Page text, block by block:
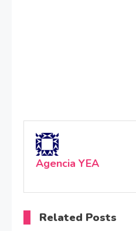
Agencia YEA
Related Posts